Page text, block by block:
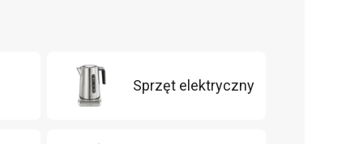
Sprzęt elektryczny